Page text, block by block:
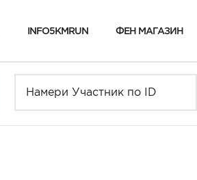
INFO5KMRUN ФЕН МАГАЗИН